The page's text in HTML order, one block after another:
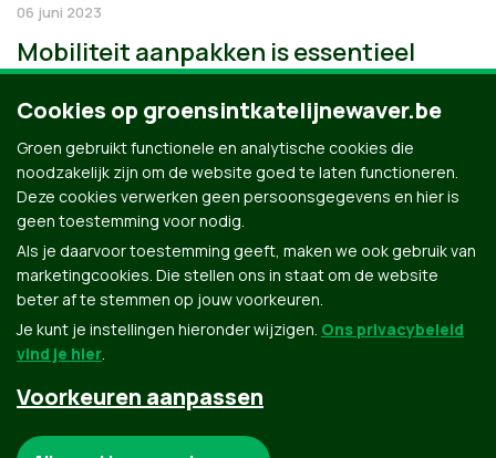
06 juni 2023
Mobiliteit aanpakken is essentieel
Groen.be
Cookies op groensintkatelijnewaver.be
Groen gebruikt functionele en analytische cookies die
noodzakelijk zijn om de website goed te laten functioneren.
Deze cookies verwerken geen persoonsgegevens en hier is
geen toestemming voor nodig.
Als je daarvoor toestemming geeft, maken we ook gebruik van
marketingcookies. Die stellen ons in staat om de website
beter af te stemmen op jouw voorkeuren.
Je kunt je instellingen hieronder wijzigen. Ons privacybeleid
vind je hier.
Voorkeuren aanpassen